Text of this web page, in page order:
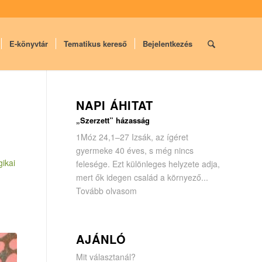
E-könyvtár Tematikus kereső Bejelentkezés
NAPI ÁHITAT
„Szerzett” házasság
1Móz 24,1–27 Izsák, az ígéret
gyermeke 40 éves, s még nincs
felesége. Ezt különleges helyzete adja,
mert ők idegen család a környező...
Tovább olvasom
AJÁNLÓ
Mit választanál?